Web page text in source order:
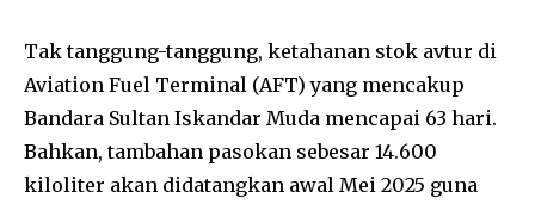
Tak tanggung-tanggung, ketahanan stok avtur di
Aviation Fuel Terminal (AFT) yang mencakup
Bandara Sultan Iskandar Muda mencapai 63 hari.
Bahkan, tambahan pasokan sebesar 14.600
kiloliter akan didatangkan awal Mei 2025 guna